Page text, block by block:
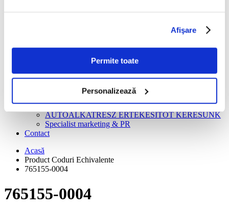
Afişare
Permite toate
Personalizează
BLOG
Creator continut video
Tehnician turbosuflante
Manager vanzari
Mecanic auto
ANGAJĂM REPREZENTANT TEHNIC PIESE
AUTO
AUTÓALKATRÉSZ ÉRTÉKESÍTŐT KERESÜNK
Specialist marketing & PR
Contact
Acasă
Product Coduri Echivalente
765155-0004
765155-0004